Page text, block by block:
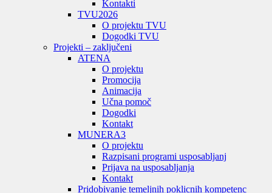
Kontakti
TVU2026
O projektu TVU
Dogodki TVU
Projekti – zaključeni
ATENA
O projektu
Promocija
Animacija
Učna pomoč
Dogodki
Kontakt
MUNERA3
O projektu
Razpisani programi usposabljanj
Prijava na usposabljanja
Kontakt
Pridobivanje temeljnih poklicnih kompetenc